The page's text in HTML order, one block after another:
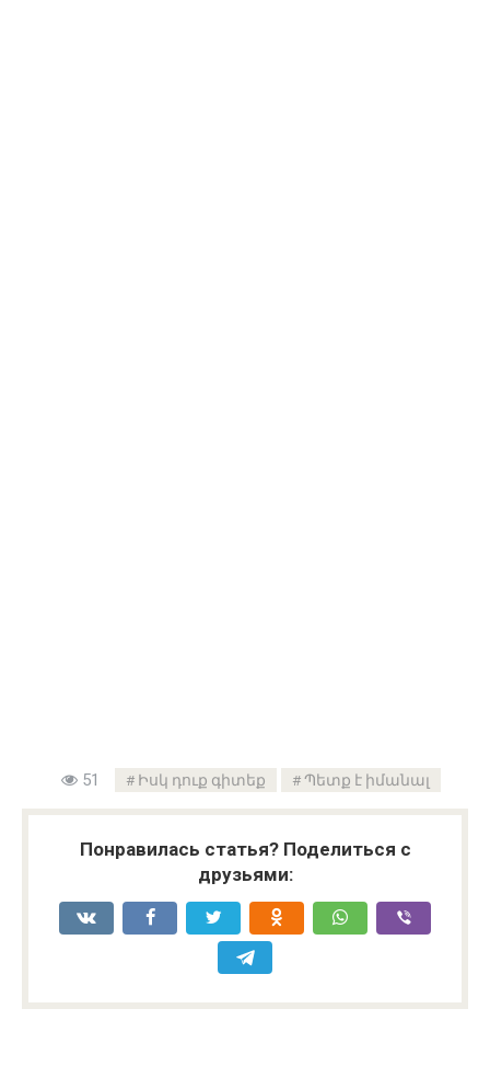
51 Իսկ դուք գիտեք Պետք է իմանալ
Понравилась статья? Поделиться с
друзьями: